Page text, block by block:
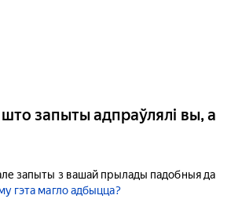
запыты адпраўлялі вы, а
запыты з вашай прылады падобныя да
гэта магло адбыцца?